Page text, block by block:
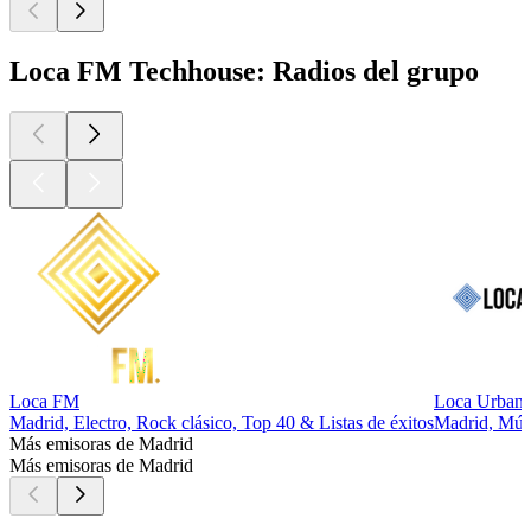
Loca FM Techhouse: Radios del grupo
Loca FM
Madrid, Electro, Rock clásico, Top 40 & Listas de éxitos
Loca Urban
Madrid,
Más emisoras de Madrid
Más emisoras de Madrid